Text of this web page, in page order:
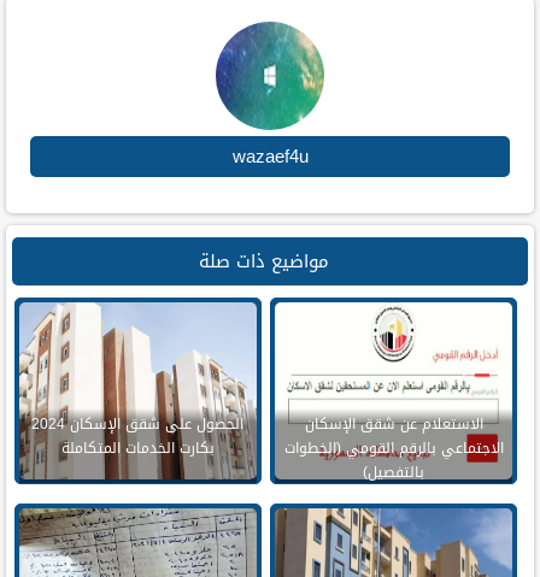
wazaef4u
مواضيع ذات صلة
الاستعلام عن شقق الإسكان
الاجتماعي بالرقم القومي (الخطوات
بالتفصيل)
الحصول على شقق الإسكان 2024
بكارت الخدمات المتكاملة